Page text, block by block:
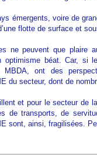
émergents, voire de
flotte de surface et
ne peuvent que plaire
optimisme béat. Car, si
MBDA, ont des
du secteur, dont de
et pour le secteur de
de transports, de
sont, ainsi, fragilisées.